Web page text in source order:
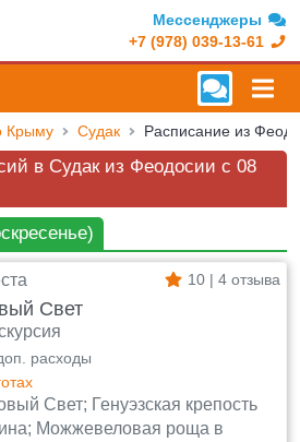
Мессенджеры
+7 (978) 039-13-61
Крыму Судак
в Судак из Феодосии c 08
10 | 4 отзыва
Свет
расходы
Свет; Генуэзская крепость
Можжевеловая роща в